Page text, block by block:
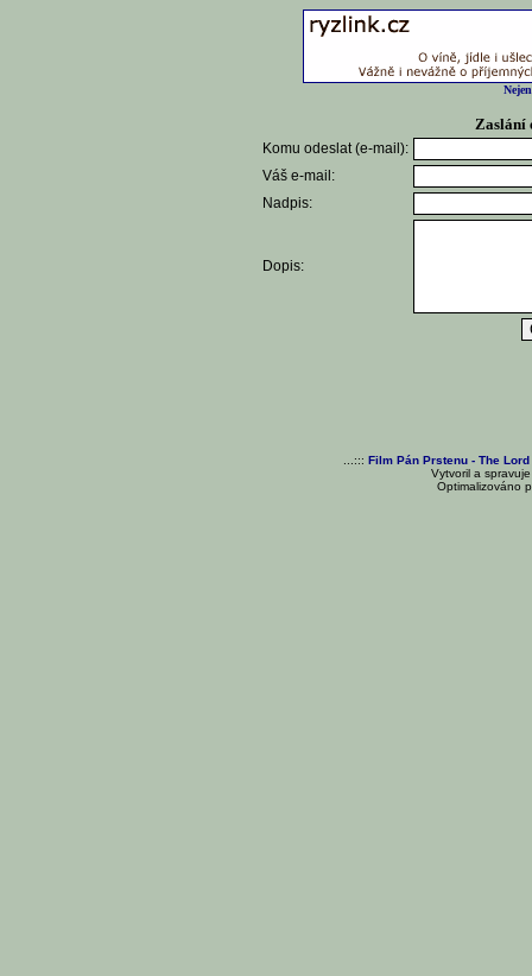
Zaslání
Komu odeslat (e-mail):
Váš e-mail:
Nadpis:
Dopis:
...::: Film Pán Prstenu - The
Vytvoril a
Optimalizováno